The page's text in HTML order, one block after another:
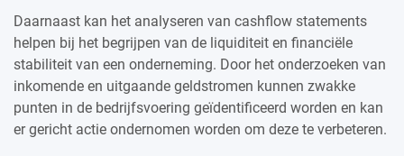
Daarnaast kan het analyseren van cashflow statements
helpen bij het begrijpen van de liquiditeit en financiële
stabiliteit van een onderneming. Door het onderzoeken van
inkomende en uitgaande geldstromen kunnen zwakke
punten in de bedrijfsvoering geïdentificeerd worden en kan
er gericht actie ondernomen worden om deze te verbeteren.